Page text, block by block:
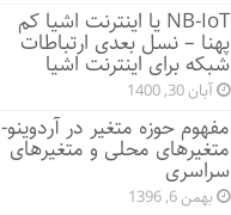
NB-IoT یا اینترنت اشیا کم
پهنا – نسل بعدی ارتباطات
شبکه برای اینترنت اشیا
آبان 30, 1400
مفهوم حوزه متغیر در آردوینو-
متغیرهای محلی و متغیرهای
سراسری
بهمن 6, 1396